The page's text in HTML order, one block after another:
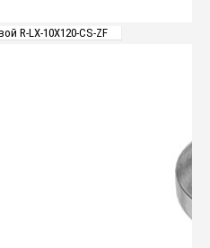
R-LX-10X120-CS-ZF